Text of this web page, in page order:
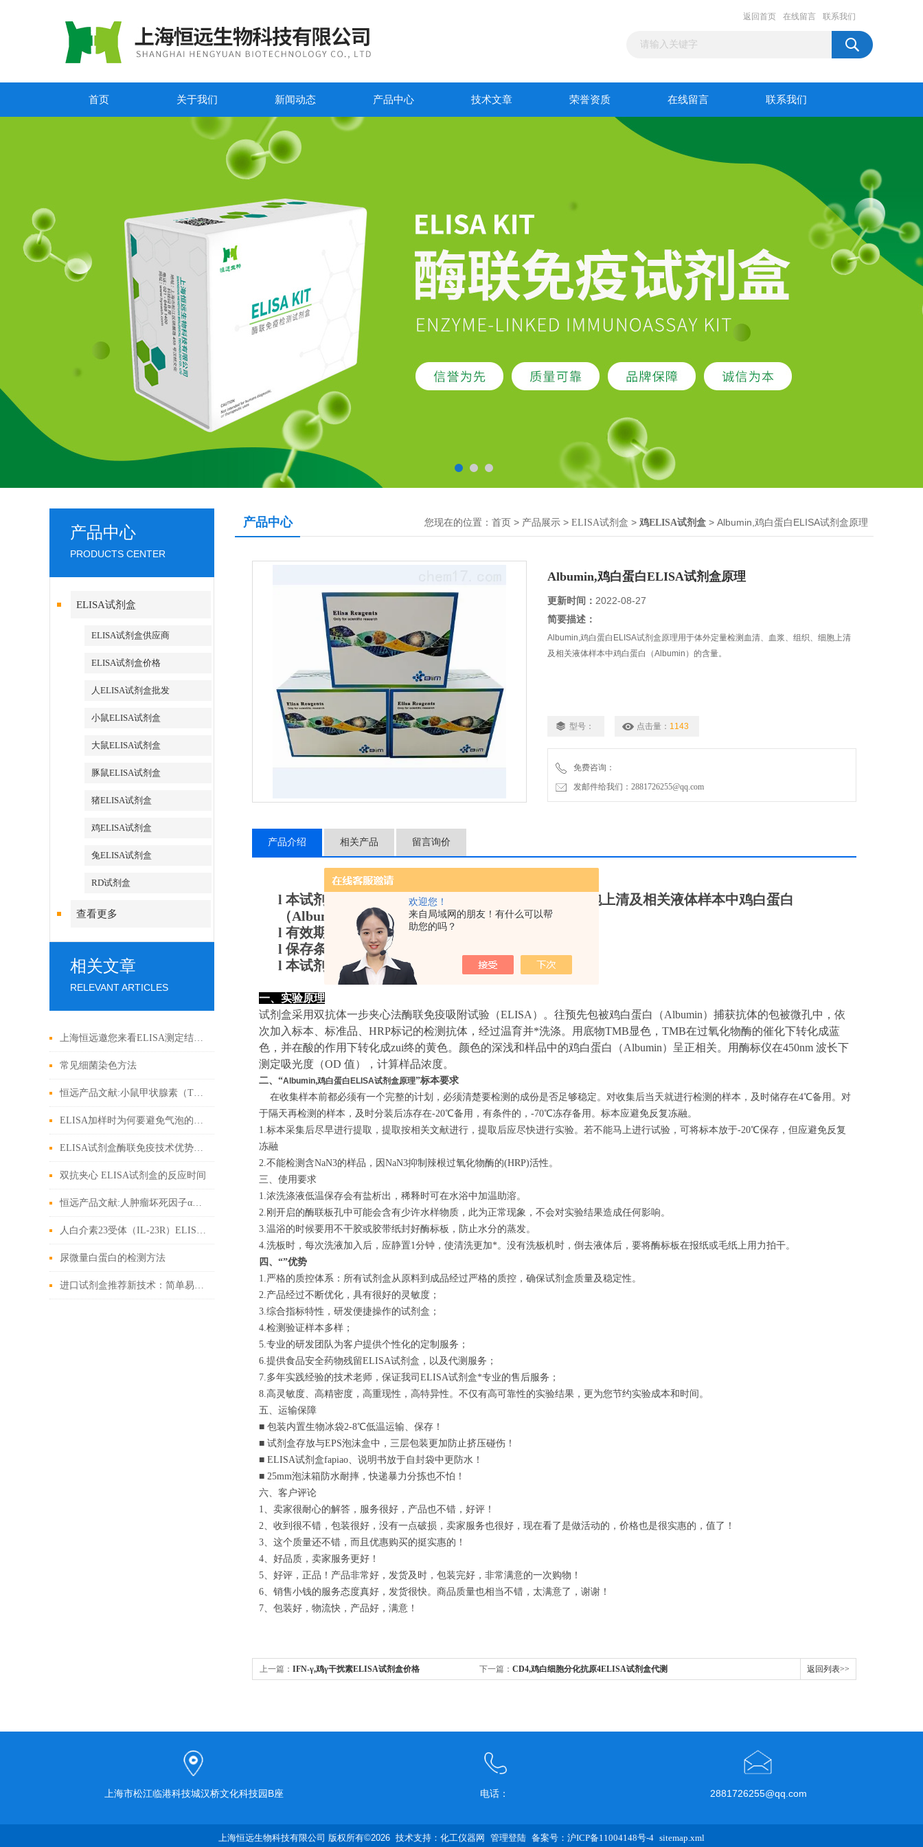
欢迎您！
来自局域网的朋友！有什么可以帮
助您的吗？
返回首页 在线留言 联系我们
首页 关于我们 新闻动态 产品中心 技术文章 荣誉资质 在线留言 联系我们
产品中心
PRODUCTS CENTER
ELISA试剂盒
ELISA试剂盒供应商
ELISA试剂盒价格
人ELISA试剂盒批发
小鼠ELISA试剂盒
大鼠ELISA试剂盒
豚鼠ELISA试剂盒
猪ELISA试剂盒
鸡ELISA试剂盒
兔ELISA试剂盒
RD试剂盒
查看更多
相关文章
RELEVANT ARTICLES
上海恒远邀您来看ELISA测定结果分析方案
常见细菌染色方法
恒远产品文献:小鼠甲状腺素（T4）ELISA试剂盒引用文献
ELISA加样时为何要避免气泡的原因以及避免方法介绍
ELISA试剂盒酶联免疫技术优势在哪里
双抗夹心 ELISA试剂盒的反应时间
恒远产品文献:人肿瘤坏死因子α（TNF-α）ELISA试剂盒引用文献
人白介素23受体（IL-23R）ELISA试剂盒使用说明书
尿微量白蛋白的检测方法
进口试剂盒推荐新技术：简单易行的胚胎原位杂交
产品中心 您现在的位置： 首页 > 产品展示 > ELISA试剂盒 > 鸡ELISA试剂盒 > Albumin,鸡白蛋白ELISA试剂盒原理
Albumin,鸡白蛋白ELISA试剂盒原理
更新时间： 2022-08-27
简要描述：
Albumin,鸡白蛋白ELISA试剂盒原理用于体外定量检测血清、血浆、组织、细胞上清
及相关液体样本中鸡白蛋白（Albumin）的含量。
型号： 点击量： 1143
免费咨询：
发邮件给我们：2881726255@qq.com
产品介绍 相关产品 留言询价
Albumin,鸡白蛋白ELISA试剂盒原理
l 本试剂盒用于体外定量检测血清、血浆、组织、细胞上清及相关液体样本中鸡白蛋白
（Albumin
）的含量。
l 有效期：6个月
l 保存条件：
-8℃
l 本试剂盒仅供体外研究使用，不用于临床诊断
一、实验原理
试剂盒采用双抗体一步夹心法酶联免疫吸附试验（ELISA）。 往预先包被鸡白蛋白 （Albumin）捕获抗体的包被微孔中，依
次加入标本、标准品、HRP标记的检测抗体，经过温育并*洗涤。用底物TMB显色，TMB在过氧化物酶的催化下转化成蓝
色，并在酸的作用下转化成zui终的黄色。颜色的深浅和样品中的鸡白蛋白 （Albumin）呈正相关。用酶标仪在450nm 波长下
测定吸光度（OD 值），计算样品浓度。
二、“Albumin,鸡白蛋白ELISA试剂盒原理”标本要求
在收集样本前都必须有一个完整的计划，必须清楚要检测的成份是否足够稳定。对收集后当天就进行检测的样本，及时储存在4℃备用。对
于隔天再检测的样本，及时分装后冻存在-20℃备用，有条件的，-70℃冻存备用。标本应避免反复冻融。
1.标本采集后尽早进行提取，提取按相关文献进行，提取后应尽快进行实验。若不能马上进行试验，可将标本放于-20℃保存，但应避免反复
冻融
2.不能检测含NaN3的样品，因NaN3抑制辣根过氧化物酶的(HRP)活性。
三、使用要求
1.浓洗涤液低温保存会有盐析出，稀释时可在水浴中加温助溶。
2.刚开启的酶联板孔中可能会含有少许水样物质，此为正常现象，不会对实验结果造成任何影响。
3.温浴的时候要用不干胶或胶带纸封好酶标板，防止水分的蒸发。
4.洗板时，每次洗液加入后，应静置1分钟，使清洗更加*。没有洗板机时，倒去液体后，要将酶标板在报纸或毛纸上用力拍干。
四、“”优势
1.严格的质控体系：所有试剂盒从原料到成品经过严格的质控，确保试剂盒质量及稳定性。
2.产品经过不断优化，具有很好的灵敏度；
3.综合指标特性，研发便捷操作的试剂盒；
4.检测验证样本多样；
5.专业的研发团队为客户提供个性化的定制服务；
6.提供食品安全药物残留ELISA试剂盒，以及代测服务；
7.多年实践经验的技术老师，保证我司ELISA试剂盒*专业的售后服务；
8.高灵敏度、高精密度，高重现性，高特异性。不仅有高可靠性的实验结果，更为您节约实验成本和时间。
五、运输保障
■ 包装内置生物冰袋2-8℃低温运输、保存！
■ 试剂盒存放与EPS泡沫盒中，三层包装更加防止挤压碰伤！
■ ELISA试剂盒fapiao、说明书放于自封袋中更防水！
■ 25mm泡沫箱防水耐摔，快递暴力分拣也不怕！
六、客户评论
1、卖家很耐心的解答，服务很好，产品也不错，好评！
2、收到很不错，包装很好，没有一点破损，卖家服务也很好，现在看了是做活动的，价格也是很实惠的，值了！
3、这个质量还不错，而且优惠购买的挺实惠的！
4、好品质，卖家服务更好！
5、好评，正品！产品非常好，发货及时，包装完好，非常满意的一次购物！
6、销售小钱的服务态度真好，发货很快。商品质量也相当不错，太满意了，谢谢！
7、包装好，物流快，产品好，满意！
上一篇： IFN-γ,鸡γ干扰素ELISA试剂盒价格 下一篇： CD4,鸡白细胞分化抗原4ELISA试剂盒代测 返回列表>>
上海市松江临港科技城汉桥文化科技园B座 电话： 2881726255@qq.com
上海恒远生物科技有限公司 版权所有©2026 技术支持： 化工仪器网 管理登陆 备案号：沪ICP备11004148号-4 sitemap.xml